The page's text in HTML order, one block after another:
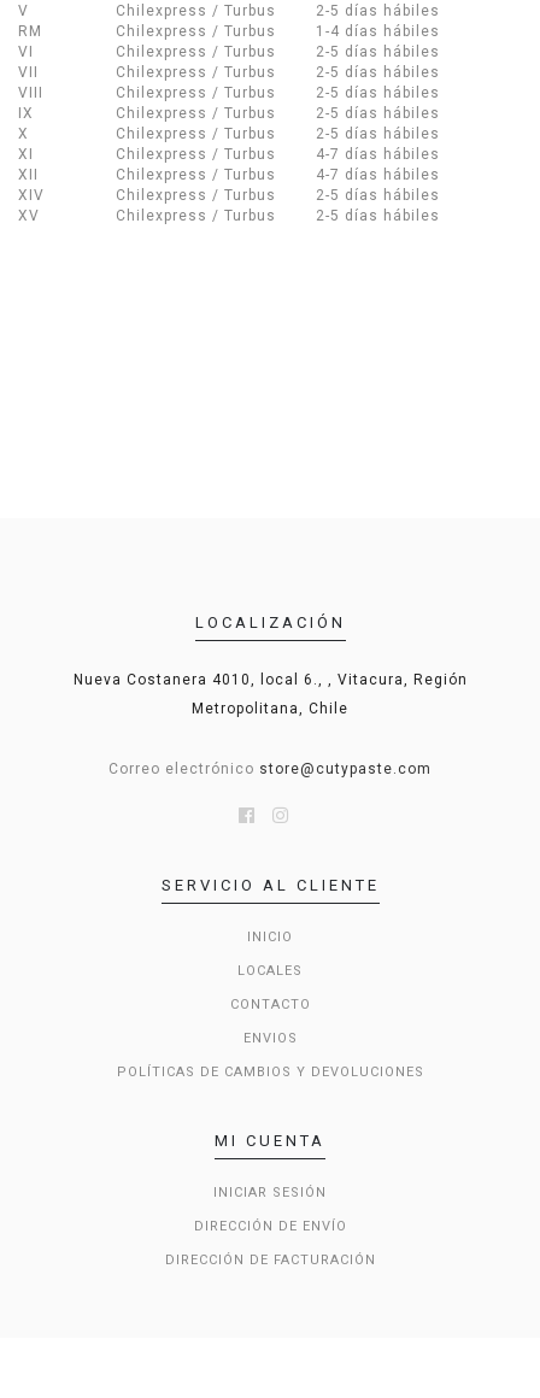
V
Chilexpress / Turbus
2-5 días hábiles
RM
Chilexpress / Turbus
1-4 días hábiles
VI
Chilexpress / Turbus
2-5 días hábiles
VII
Chilexpress / Turbus
2-5 días hábiles
VIII
Chilexpress / Turbus
2-5 días hábiles
IX
Chilexpress / Turbus
2-5 días hábiles
X
Chilexpress / Turbus
2-5 días hábiles
XI
Chilexpress / Turbus
4-7 días hábiles
XII
Chilexpress / Turbus
4-7 días hábiles
XIV
Chilexpress / Turbus
2-5 días hábiles
XV
Chilexpress / Turbus 2-5 días hábiles
LOCALIZACIÓN
Nueva Costanera 4010, local 6., , Vitacura, Región
Metropolitana, Chile
Correo electrónico store@cutypaste.com
SERVICIO AL CLIENTE
INICIO
LOCALES
CONTACTO
ENVIOS
POLÍTICAS DE CAMBIOS Y DEVOLUCIONES
MI CUENTA
INICIAR SESIÓN
DIRECCIÓN DE ENVÍO
DIRECCIÓN DE FACTURACIÓN